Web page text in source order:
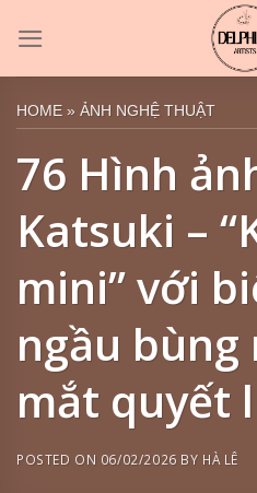
content
HOME » ẢNH NGHỆ THUẬT
76 Hình
Katsuki –
mini” với
ngầu bùng
mắt quyết
POSTED ON 06/02/2026 BY HÀ LÊ